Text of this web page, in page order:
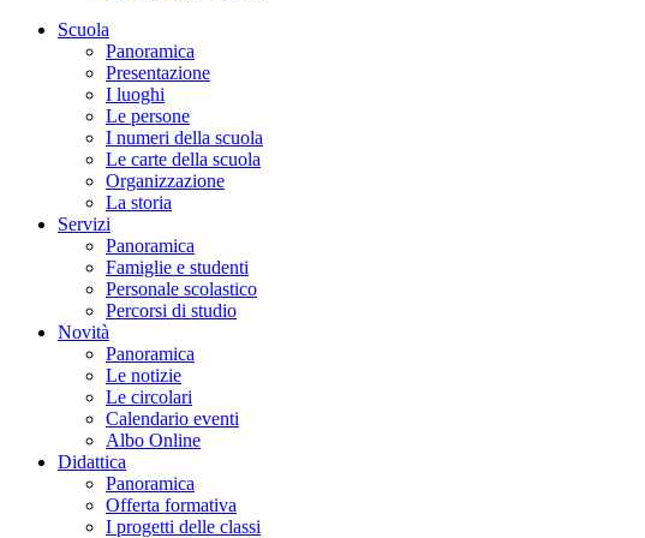
Scuola
Panoramica
Presentazione
I luoghi
Le persone
I numeri della scuola
Le carte della scuola
Organizzazione
La storia
Servizi
Panoramica
Famiglie e studenti
Personale scolastico
Percorsi di studio
Novità
Panoramica
Le notizie
Le circolari
Calendario eventi
Albo Online
Didattica
Panoramica
Offerta formativa
I progetti delle classi